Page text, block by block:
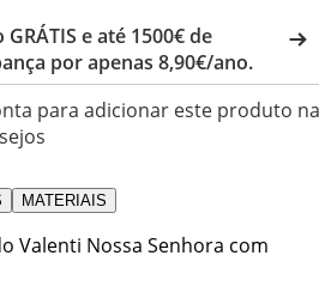
GRÁTIS e até 1500€ de
por apenas 8,90€/ano.
para adicionar este produto na
MATERIAIS
Valenti Nossa Senhora com